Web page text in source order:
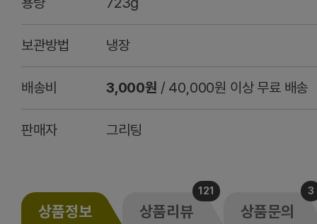
보관방법 냉장
배송비 3,000원 / 40,000원 이상 무료 배송
판매자 그리팅
상품정보 상품리뷰
121
상품문의
3